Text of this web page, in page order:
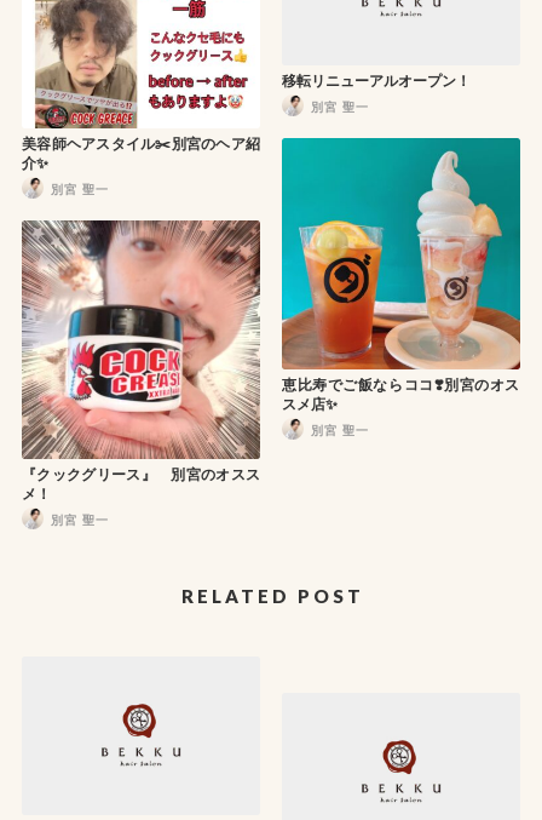
移転リニューアルオープン！
別宮 聖一
美容師ヘアスタイル✂️別宮のヘア紹
介✨
別宮 聖一
恵比寿でご飯ならココ❣️別宮のオス
スメ店✨
別宮 聖一
『クックグリース』 別宮のオスス
メ！
別宮 聖一
RELATED POST